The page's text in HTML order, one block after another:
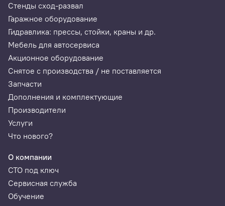
Стенды сход-развал
Гаражное оборудование
Гидравлика: прессы, стойки, краны и др.
Мебель для автосервиса
Акционное оборудование
Снятое с производства / не поставляется
Запчасти
Дополнения и комплектующие
Производители
Услуги
Что нового?
О компании
СТО под ключ
Сервисная служба
Обучение